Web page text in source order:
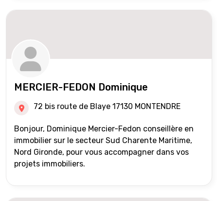
MERCIER-FEDON Dominique
72 bis route de Blaye 17130 MONTENDRE
Bonjour, Dominique Mercier-Fedon conseillère en
immobilier sur le secteur Sud Charente Maritime,
Nord Gironde, pour vous accompagner dans vos
projets immobiliers.